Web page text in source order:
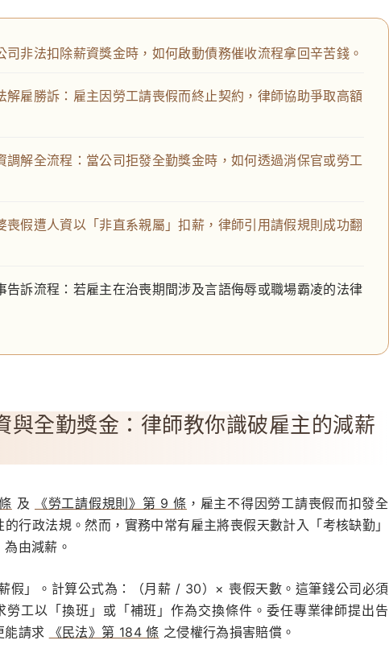
非法扣除薪資獎金時，如何啟動債務催收流程拿回辛苦錢。
雇勝訴：雇主因勞工請喪假而終止契約，律師協助爭取高額
解全流程：當公司拒發全勤獎金時，如何透過消保官或勞工
假遭人資以「非直系親屬」扣薪，律師引用請假規則成功翻
訴流程：若雇主在治喪期間涉及言語侮辱或職場霸凌的法律
與全勤獎金：律師教你識破雇主的減薪
及 《勞工請假規則》第 9 條 ，雇主不得因勞工請喪假而扣發全
行政法規。然而，實務中常有雇主將喪假天數計入「考核缺勤」
由減薪。
假」。計算公式為：（月薪 / 30）× 喪假天數。這筆錢公司必須
勞工以「換班」或「補班」作為交換條件。委任專業律師提出告
能請求
《民法》第 184 條 之侵權行為損害賠償。